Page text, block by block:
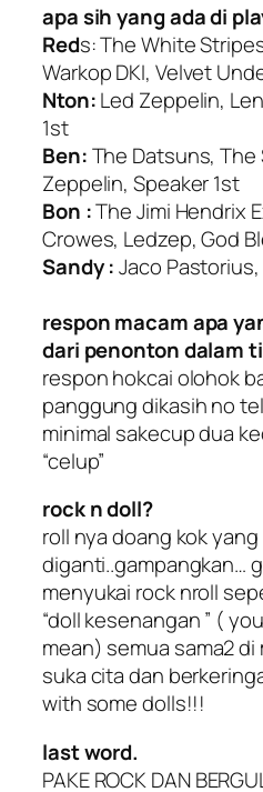
apa sih yang ada di
Reds: The White
Warkop DKI, Velvet
Nton:Led Zeppelin,
1st
Ben:The Datsuns, The
Zeppelin, Speaker 1st
Bon :The Jimi Hendrix
Crowes, Ledzep, God
Sandy :Jaco
respon macam apa
dari penonton dalam
respon hokcai olohok
panggung dikasih no
minimal sakecup dua
“celup”
rock n doll?
roll nya doang kok yang
diganti..gampangkan…
menyukai rock nroll
“doll kesenangan ” (
mean) semua sama2
suka cita dan
with some dolls!!!
last word.
PAKE ROCK DAN